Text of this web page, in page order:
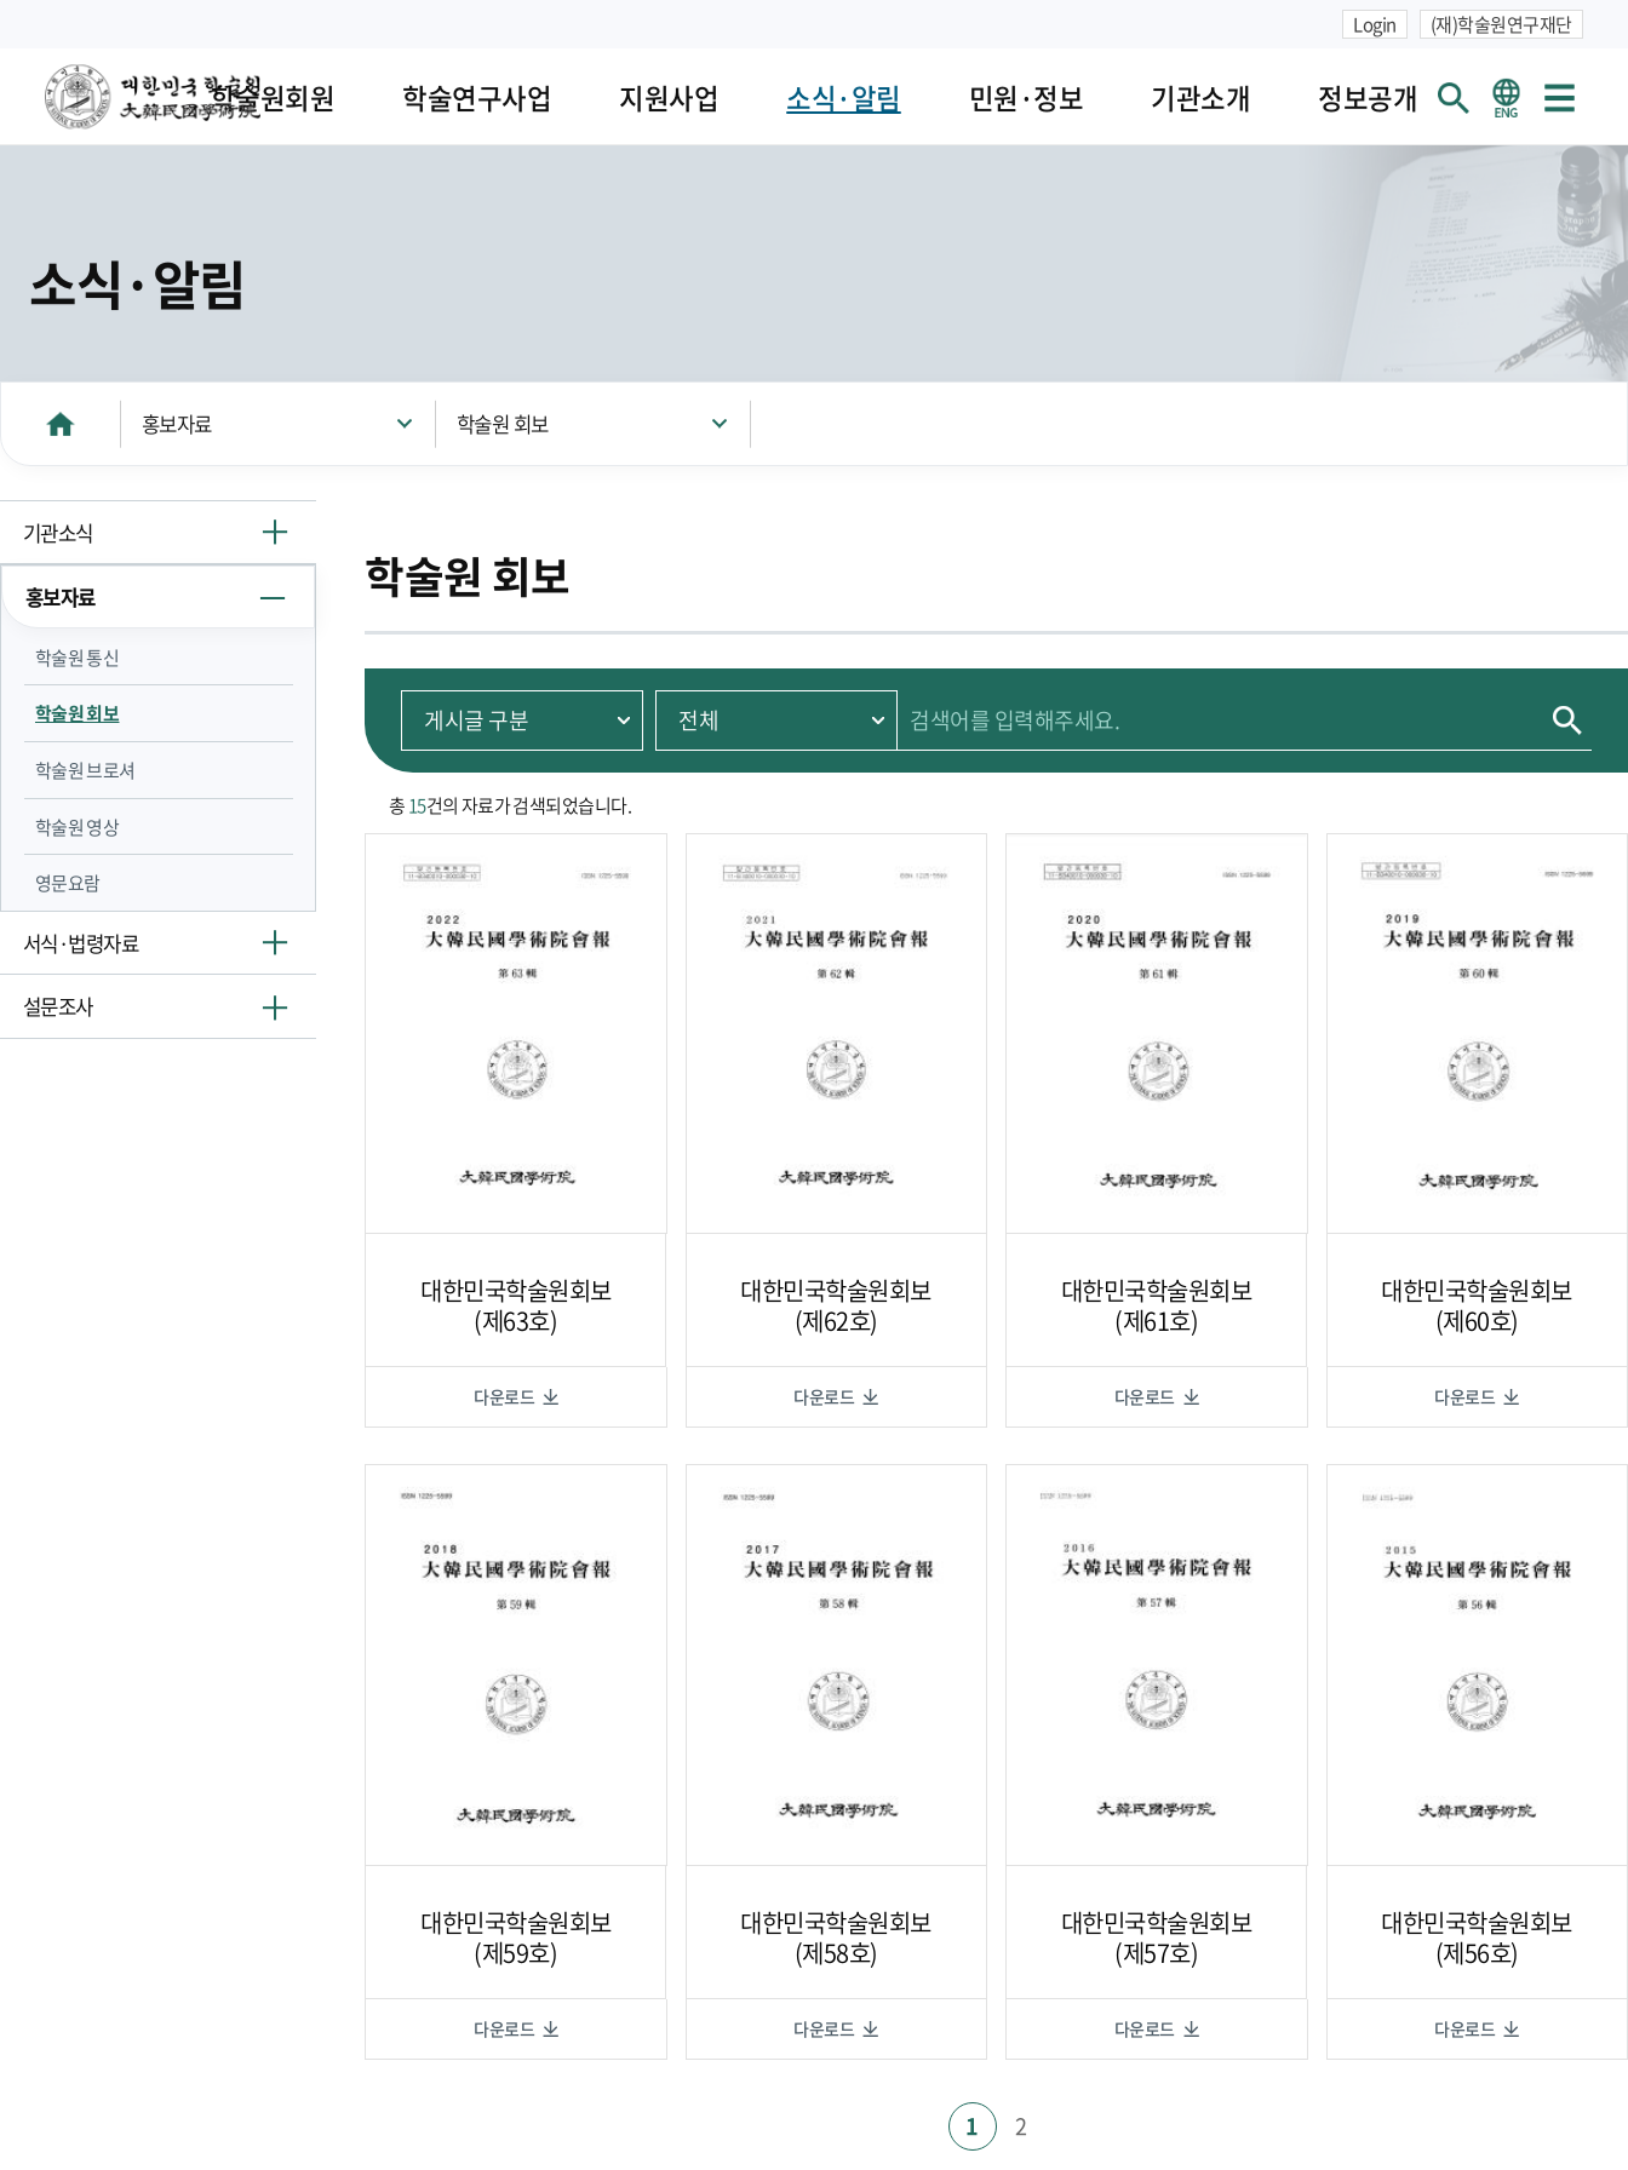
Login (재)학술원연구재단
학술원회원 학술연구사업 지원사업 소식·알림 민원·정보 기관소개 정보공개
소식·알림
홍보자료 학술원 회보
기관소식
홍보자료
학술원 통신
학술원 회보
학술원 브로셔
학술원 영상
영문요람
서식·법령자료
설문조사
학술원 회보
총15건의 자료가 검색되었습니다.
대한민국학술원회보
(제63호)
다운로드
대한민국학술원회보
(제62호)
다운로드
대한민국학술원회보
(제61호)
다운로드
대한민국학술원회보
(제60호)
다운로드
대한민국학술원회보
(제59호)
다운로드
대한민국학술원회보
(제58호)
다운로드
대한민국학술원회보
(제57호)
다운로드
대한민국학술원회보
(제56호)
다운로드
1 2